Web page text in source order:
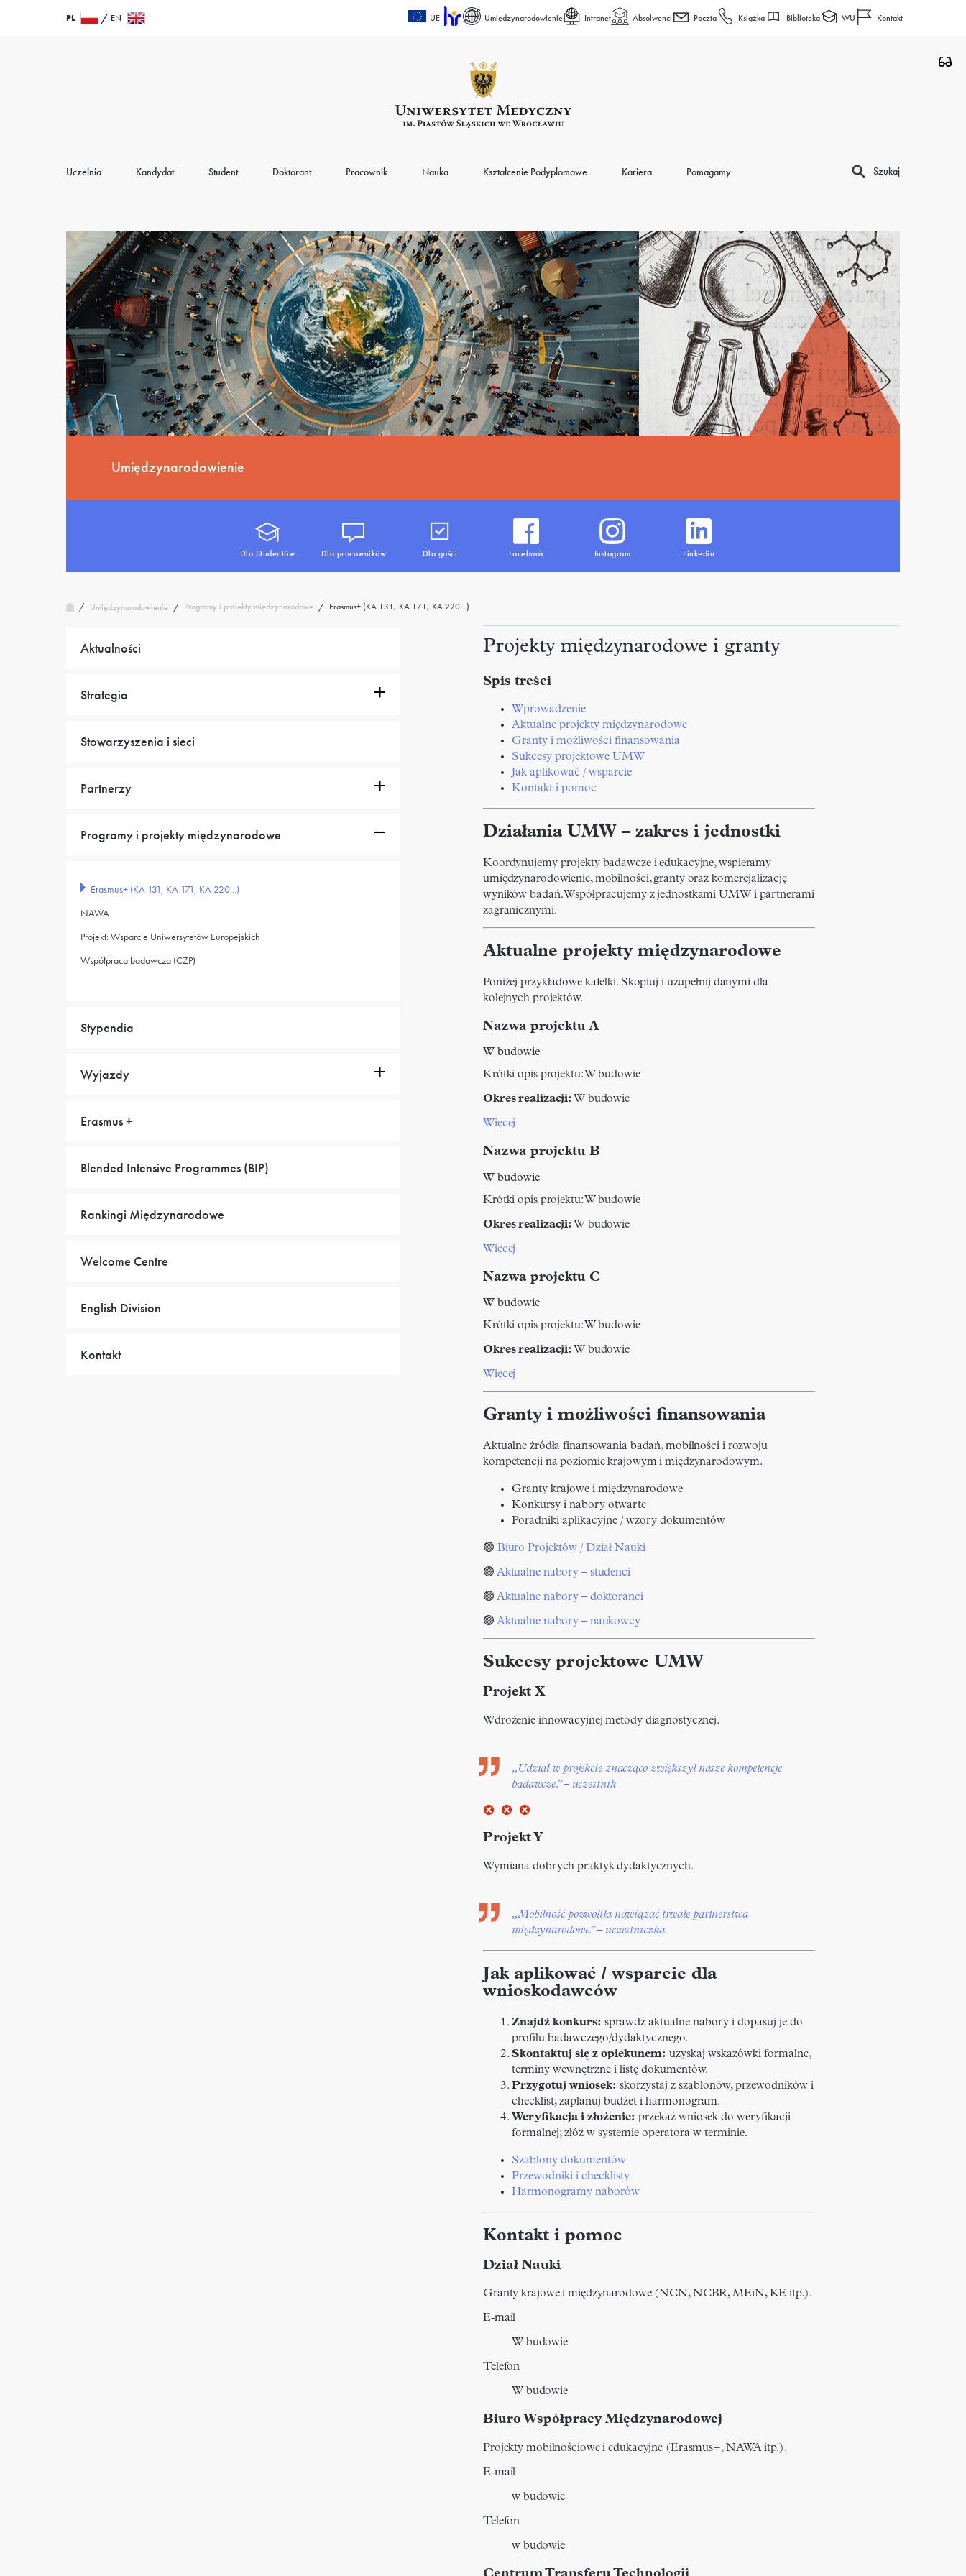
PL EN UE Umiędzynarodowienie Intranet Absolwenci Poczta Książka Biblioteka WU Kontakt
Uczelnia Kandydat Student Doktorant Pracownik Nauka Kształcenie Podyplomowe Kariera Pomagamy Szukaj
Umiędzynarodowienie
Dla Studentów Dla pracowników Dla gości Facebook Instagram Linkedin
/ Umiędzynarodowienie / Programy i projekty międzynarodowe / Erasmus+ (KA 131, KA 171, KA 220...)
Aktualności
Strategia
Stowarzyszenia i sieci
Partnerzy
Programy i projekty międzynarodowe
Erasmus+ (KA 131, KA 171, KA 220...)
NAWA
Projekt: Wsparcie Uniwersytetów Europejskich
Współpraca badawcza (CZP)
Stypendia
Wyjazdy
Erasmus +
Blended Intensive Programmes (BIP)
Rankingi Międzynarodowe
Welcome Centre
English Division
Kontakt
Projekty międzynarodowe i granty
Spis treści
Wprowadzenie
Aktualne projekty międzynarodowe
Granty i możliwości finansowania
Sukcesy projektowe UMW
Jak aplikować / wsparcie
Kontakt i pomoc
Działania UMW – zakres i jednostki
Koordynujemy projekty badawcze i edukacyjne, wspieramy
umiędzynarodowienie, mobilności, granty oraz komercjalizację
wyników badań. Współpracujemy z jednostkami UMW i partnerami
zagranicznymi.
Aktualne projekty międzynarodowe
Poniżej przykładowe kafelki. Skopiuj i uzupełnij danymi dla
kolejnych projektów.
Nazwa projektu A
W budowie
Krótki opis projektu:W budowie
Okres realizacji: W budowie
Więcej
Nazwa projektu B
W budowie
Krótki opis projektu:W budowie
Okres realizacji: W budowie
Więcej
Nazwa projektu C
W budowie
Krótki opis projektu:W budowie
Okres realizacji: W budowie
Więcej
Granty i możliwości finansowania
Aktualne źródła finansowania badań, mobilności i rozwoju
kompetencji na poziomie krajowym i międzynarodowym.
Granty krajowe i międzynarodowe
Konkursy i nabory otwarte
Poradniki aplikacyjne / wzory dokumentów
🟢 Biuro Projektów / Dział Nauki
🟢 Aktualne nabory – studenci
🟢 Aktualne nabory – doktoranci
🟢 Aktualne nabory – naukowcy
Sukcesy projektowe UMW
Projekt X
Wdrożenie innowacyjnej metody diagnostycznej.
„Udział w projekcie znacząco zwiększył nasze kompetencje
badawcze.” – uczestnik
Projekt Y
Wymiana dobrych praktyk dydaktycznych.
„Mobilność pozwoliła nawiązać trwałe partnerstwa
międzynarodowe.” – uczestniczka
Jak aplikować / wsparcie dla
wnioskodawców
Znajdź konkurs: sprawdź aktualne nabory i dopasuj je do
profilu badawczego/dydaktycznego.
Skontaktuj się z opiekunem: uzyskaj wskazówki formalne,
terminy wewnętrzne i listę dokumentów.
Przygotuj wniosek: skorzystaj z szablonów, przewodników i
checklist; zaplanuj budżet i harmonogram.
Weryfikacja i złożenie: przekaż wniosek do weryfikacji
formalnej; złóż w systemie operatora w terminie.
Szablony dokumentów
Przewodniki i checklisty
Harmonogramy naborów
Kontakt i pomoc
Dział Nauki
Granty krajowe i międzynarodowe (NCN, NCBR, MEiN, KE itp.).
E‑mail
W budowie
Telefon
W budowie
Biuro Współpracy Międzynarodowej
Projekty mobilnościowe i edukacyjne (Erasmus+, NAWA itp.).
E‑mail
w budowie
Telefon
w budowie